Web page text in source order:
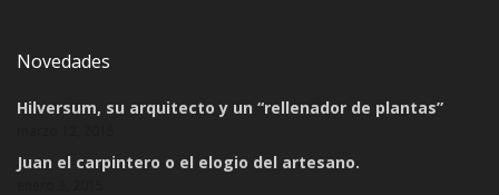
Novedades
Hilversum, su arquitecto y un “rellenador de plantas”
Juan el carpintero o el elogio del artesano.